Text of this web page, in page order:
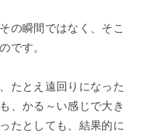
の瞬間ではなく、そこ
です。
たとえ遠回りになった
、かる～い感じで大き
たとしても、結果的に